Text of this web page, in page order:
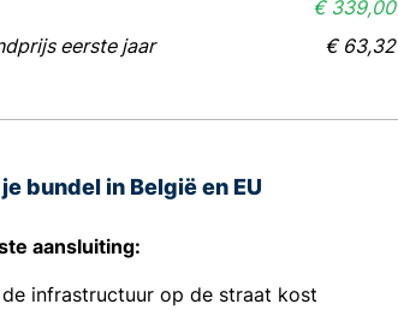
€ 339,00
eerste jaar
€ 63,32
bundel in België en EU
aansluiting:
infrastructuur op de straat kost